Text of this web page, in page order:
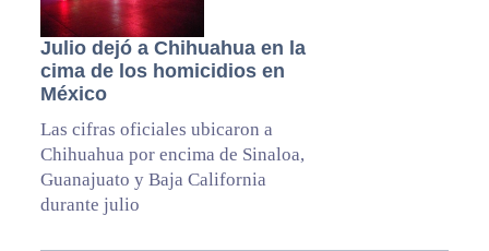
Julio dejó a Chihuahua en la
cima de los homicidios en
México
Las cifras oficiales ubicaron a
Chihuahua por encima de Sinaloa,
Guanajuato y Baja California
durante julio